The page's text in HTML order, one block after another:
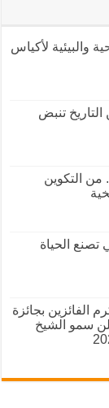
والبيئية لأكياس
تنبض
من التكوين
تصنع الحياة
الفائزين بجائزة
سمو الشيخ